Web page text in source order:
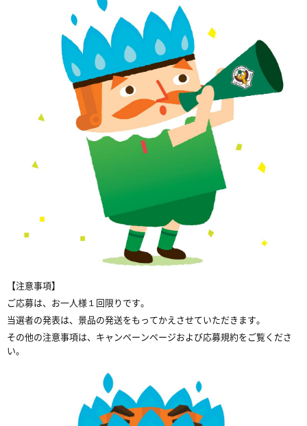
【注意事項】
ご応募は、お一人様１回限りです。
当選者の発表は、景品の発送をもってかえさせていただきます。
その他の注意事項は、キャンペーンページおよび応募規約をご覧くださ
い。